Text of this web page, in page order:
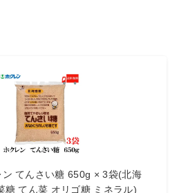
てんさい糖 650g × 3袋(北海
糖 てん菜 オリゴ糖 ミネラル)